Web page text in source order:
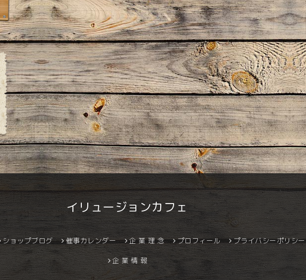
イリュージョンカフェ
ショップブログ 催事カレンダー 企 業 理 念 プロフィール プライバシーポリシー
企 業 情 報